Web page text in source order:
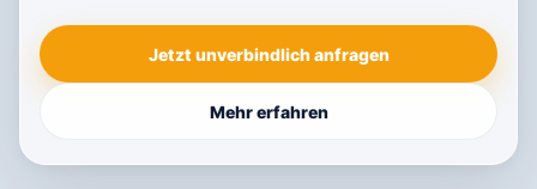
Jetzt unverbindlich anfragen
Mehr erfahren